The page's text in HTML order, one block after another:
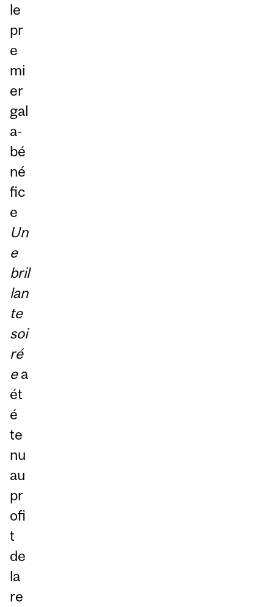
le
pr
e
mi
er
gal
a-
bé
né
fic
e
Un
e
bril
lan
te
soi
ré
ea
ét
é
te
nu
au
pr
ofi
t
de
la
re